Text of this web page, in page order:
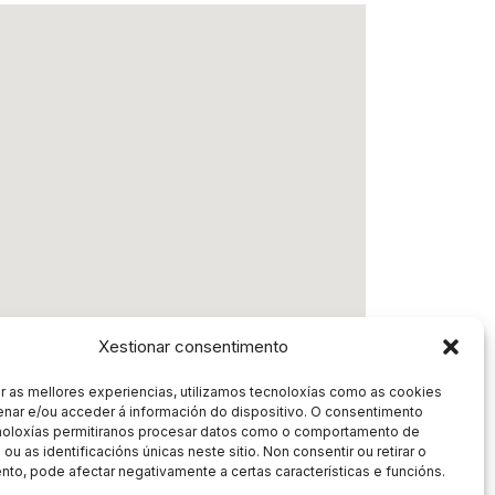
Xestionar consentimento
as mellores experiencias, utilizamos tecnoloxías como as cookies
e/ou acceder á información do dispositivo. O consentimento
permitiranos procesar datos como o comportamento de
as identificacións únicas neste sitio. Non consentir ou retirar o
pode afectar negativamente a certas características e funcións.